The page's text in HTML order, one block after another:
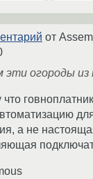
от
эти огороды из
что
а не